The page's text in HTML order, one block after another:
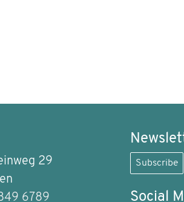
29
6789
Subscribe
Social